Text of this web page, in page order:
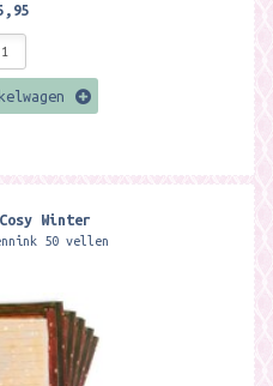
Winter
50 vellen